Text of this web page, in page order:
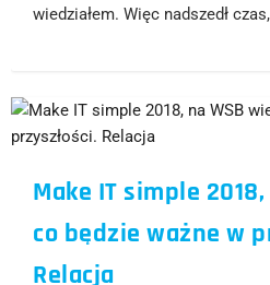
wiedziałem. Więc nadszedł
Make IT simple
co będzie ważne w
Relacja